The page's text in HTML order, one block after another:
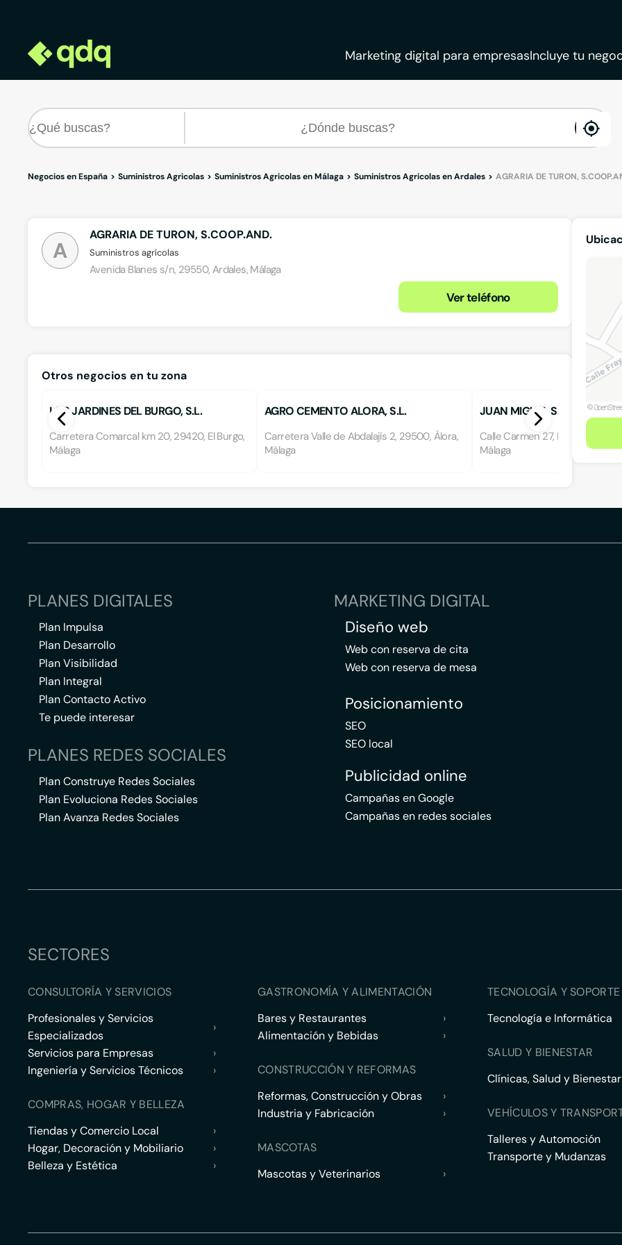
Marketing digital para empresasIncluye tu
Negocios en España Suministros Agricolas Suministros Agricolas en Málaga Suministros Agricolas en Ardales AGRARIA DE TURON,
A
AGRARIA DE TURON, S.COOP.AND.
Suministros agrícolas
Avenida Blanes s/n, 29550, Ardales, Málaga
Ver teléfono
Otros negocios en tu zona
LOS JARDINES DEL BURGO, S.L.
Carretera Comarcal km 20, 29420, El Burgo,
Málaga
AGRO CEMENTO ALORA, S.L.
Carretera Valle de Abdalajís 2, 29500, Álora,
Málaga
JUAN MIGUEL SANCHEZ
Calle Carmen 27, BAJO, 29320,
Málaga
PLANES DIGITALES
Plan Impulsa
Plan Desarrollo
Plan Visibilidad
Plan Integral
Plan Contacto Activo
Te puede interesar
PLANES REDES SOCIALES
Plan Construye Redes Sociales
Plan Evoluciona Redes Sociales
Plan Avanza Redes Sociales
MARKETING DIGITAL
Diseño web
Web con reserva de cita
Web con reserva de mesa
Posicionamiento
SEO
SEO local
Publicidad online
Campañas en Google
Campañas en redes sociales
SECTORES
CONSULTORÍA Y SERVICIOS
Profesionales y Servicios
Especializados
›
Servicios para Empresas
›
Ingeniería y Servicios Técnicos
›
COMPRAS, HOGAR Y BELLEZA
Tiendas y Comercio Local
›
Hogar, Decoración y Mobiliario
›
Belleza y Estética
›
GASTRONOMÍA Y ALIMENTACIÓN
Bares y Restaurantes
›
Alimentación y Bebidas
›
CONSTRUCCIÓN Y REFORMAS
Reformas, Construcción y Obras
›
Industria y Fabricación
›
MASCOTAS
Mascotas y Veterinarios
›
TECNOLOGÍA Y
Tecnología e Informática
SALUD Y BIENESTAR
Clínicas, Salud y Bienestar
VEHÍCULOS Y
Talleres y Automoción
Transporte y Mudanzas